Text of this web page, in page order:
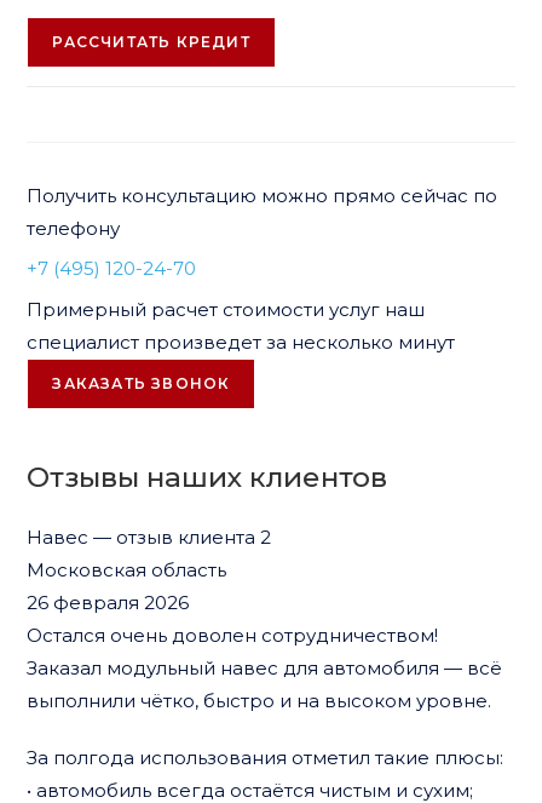
РАССЧИТАТЬ КРЕДИТ
Получить консультацию можно прямо сейчас по
телефону
+7 (495) 120-24-70
Примерный расчет стоимости услуг наш
специалист произведет за несколько минут
ЗАКАЗАТЬ ЗВОНОК
Отзывы наших клиентов
Навес — отзыв клиента 2
Московская область
26 февраля 2026
Остался очень доволен сотрудничеством!
Заказал модульный навес для автомобиля — всё
выполнили чётко, быстро и на высоком уровне.
За полгода использования отметил такие плюсы:
• автомобиль всегда остаётся чистым и сухим;